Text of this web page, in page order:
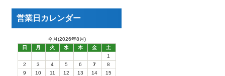
営業日カレンダー
今月(2026年8月)
日
月 火 水 木 金
土
1
2
3 4 5 6 7
8
9
10 11 12 13 14
15